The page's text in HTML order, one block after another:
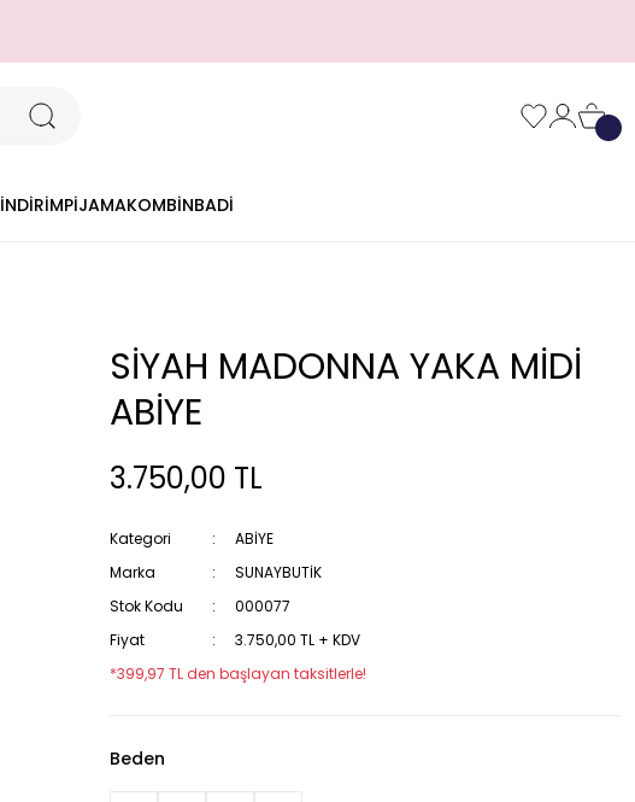
İNDİRİMPİJAMAKOMBİNBADİ
SİYAH MADONNA YAKA MİDİ
ABİYE
3.750,00 TL
Kategori
ABİYE
Marka
SUNAYBUTİK
Stok Kodu
000077
Fiyat
3.750,00 TL + KDV
*399,97 TL den başlayan taksitlerle!
Beden